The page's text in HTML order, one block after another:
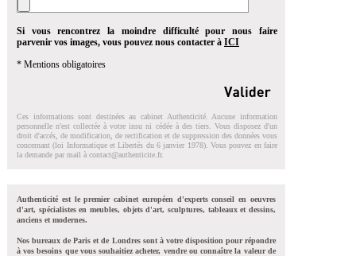
Si vous rencontrez la moindre difficulté pour nous faire
parvenir vos images, vous pouvez nous contacter à ICI
* Mentions obligatoires
Ces informations sont destinées au cabinet Authenticité. Aucune information
personnelle n'est collectée à votre insu ni cédée à des tiers. Vous disposez d'un
droit d'accés, de modification, de rectification et de suppression des données vous
concernant (loi Informatique et Libertés du 6 janvier 1978). Vous pouvez en faire
la demande par mail à contact@authenticite.fr.
Authenticité est le premier cabinet européen d'experts conseil en oeuvres
d'art, spécialistes en meubles, objets d'art, sculptures, tableaux et dessins,
anciens et modernes.
Nos bureaux de Paris et de Londres sont à votre disposition pour répondre
à vos besoins que vous souhaitiez acheter, vendre ou connaître la valeur de